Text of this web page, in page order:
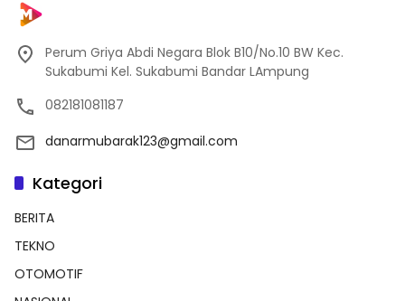
Perum Griya Abdi Negara Blok B10/No.10 BW Kec.
Sukabumi Kel. Sukabumi Bandar LAmpung
082181081187
danarmubarak123@gmail.com
Kategori
BERITA
TEKNO
OTOMOTIF